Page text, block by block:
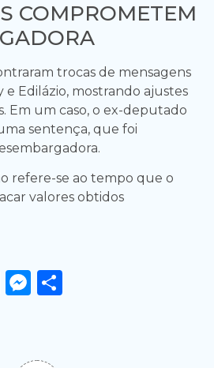
COMPROMETEM
trocas de mensagens
Edilázio, mostrando ajustes
Em um caso, o ex-deputado
sentença, que foi
refere-se ao tempo que o
valores obtidos
Telegram
Messenger